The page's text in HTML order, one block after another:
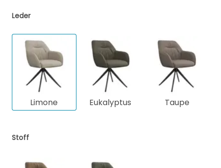
Leder
Limone Eukalyptus Taupe
Stoff